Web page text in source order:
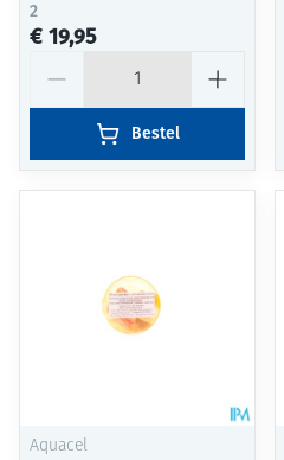
2
€ 19,95
Bestel
Aquacel